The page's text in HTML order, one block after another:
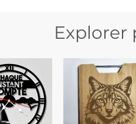
Explorer